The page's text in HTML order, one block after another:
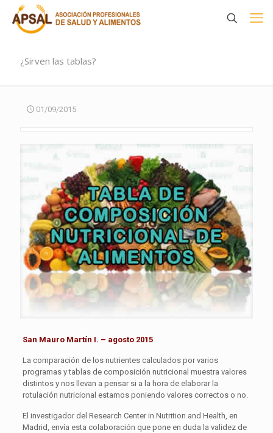
¿Sirven las tablas?
01/09/2015
San Mauro Martín I. – agosto 2015
La comparación de los nutrientes calculados por varios
programas y tablas de composición nutricional muestra valores
distintos y nos llevan a pensar si a la hora de elaborar la
rotulación nutricional estamos poniendo valores correctos o no.
El investigador del Research Center in Nutrition and Health, en
Madrid, envía esta colaboración que pone en duda la validez de